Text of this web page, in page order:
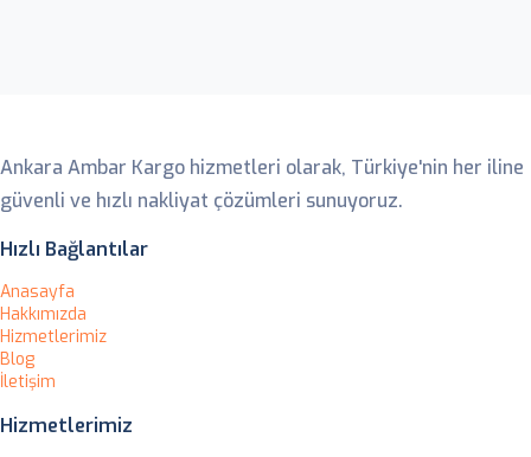
Ankara Ambar Kargo hizmetleri olarak, Türkiye'nin her iline
güvenli ve hızlı nakliyat çözümleri sunuyoruz.
Hızlı Bağlantılar
Anasayfa
Hakkımızda
Hizmetlerimiz
Blog
İletişim
Hizmetlerimiz